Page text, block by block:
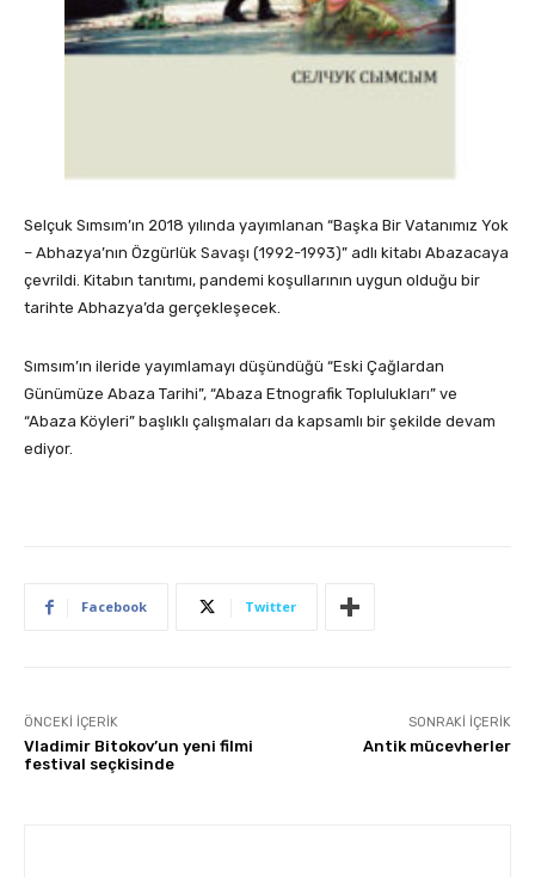
Selçuk Sımsım’ın 2018 yılında yayımlanan “Başka Bir Vatanımız Yok
– Abhazya’nın Özgürlük Savaşı (1992-1993)” adlı kitabı Abazacaya
çevrildi. Kitabın tanıtımı, pandemi koşullarının uygun olduğu bir
tarihte Abhazya’da gerçekleşecek.
Sımsım’ın ileride yayımlamayı düşündüğü “Eski Çağlardan
Günümüze Abaza Tarihi”, “Abaza Etnografik Toplulukları” ve
“Abaza Köyleri” başlıklı çalışmaları da kapsamlı bir şekilde devam
ediyor.
Facebook Twitter
ÖNCEKI İÇERIK
Vladimir Bitokov’un yeni filmi
festival seçkisinde
SONRAKI İÇERIK
Antik mücevherler